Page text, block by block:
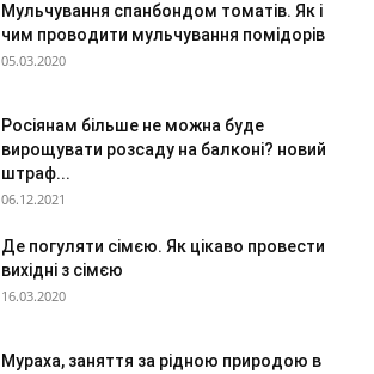
Мульчування спанбондом томатів. Як і
чим проводити мульчування помідорів
05.03.2020
Росіянам більше не можна буде
вирощувати розсаду на балконі? новий
штраф...
06.12.2021
Де погуляти сімєю. Як цікаво провести
вихідні з сімєю
16.03.2020
Мураха, заняття за рідною природою в